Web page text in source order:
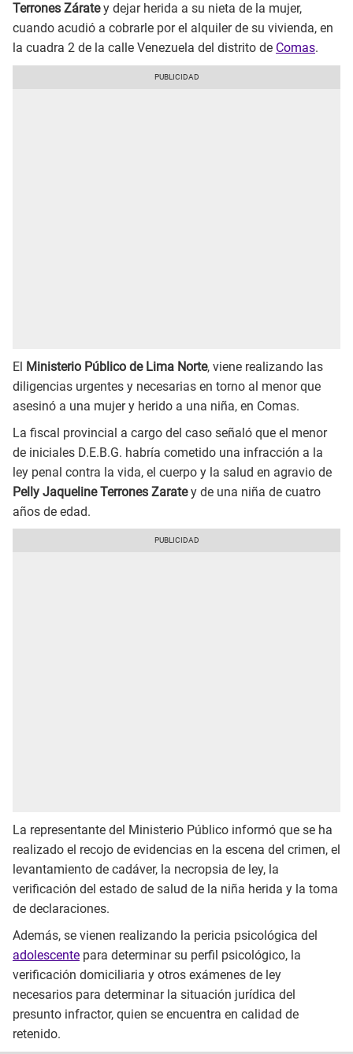
Terrones Záratey dejar herida a su nieta de la mujer,
cuando acudió a cobrarle por el alquiler de su vivienda, en
la cuadra 2 de la calle Venezuela del distrito de Comas.
El Ministerio Público de Lima Norte, viene realizando las
diligencias urgentes y necesarias en torno al menor que
asesinó a una mujer y herido a una niña, en Comas.
La fiscal provincial a cargo del caso señaló que el menor
de iniciales D.E.B.G. habría cometido una infracción a la
ley penal contra la vida, el cuerpo y la salud en agravio de
Pelly Jaqueline Terrones Zaratey de una niña de cuatro
años de edad.
La representante del Ministerio Público informó que se ha
realizado el recojo de evidencias en la escena del crimen, el
levantamiento de cadáver, la necropsia de ley, la
verificación del estado de salud de la niña herida y la toma
de declaraciones.
Además, se vienen realizando la pericia psicológica del
adolescente para determinar su perfil psicológico, la
verificación domiciliaria y otros exámenes de ley
necesarios para determinar la situación jurídica del
presunto infractor, quien se encuentra en calidad de
retenido.